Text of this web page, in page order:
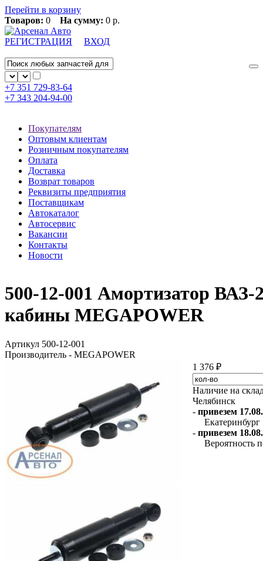
Перейти в корзину
Товаров: 0 На сумму: 0 р.
РЕГИСТРАЦИЯ ВХОД
+7 351 729-83-64
+7 343 204-94-00
Покупателям
Оптовым клиентам
Розничным покупателям
Оплата
Доставка
Возврат товаров
Реквизиты предприятия
Поставщикам
Автокаталог
Автосервис
Вакансии
Контакты
Новости
500-12-001 Амортизатор
кабины MEGAPOWER
Артикул 500-12-001
Производитель - MEGAPOWER
1 376 ₽
Наличие на
Челябинск
- привезем
Екатеринбург
- привезем
Вероятность